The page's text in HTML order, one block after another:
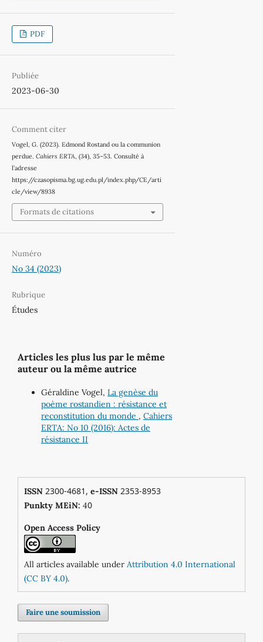
PDF
Publiée
2023-06-30
Comment citer
Vogel, G. (2023). Edmond Rostand ou la communion
perdue. Cahiers ERTA, (34), 35–53. Consulté à
l’adresse
https://czasopisma.bg.ug.edu.pl/index.php/CE/arti
cle/view/8938
Formats de citations
Numéro
No 34 (2023)
Rubrique
Études
Articles les plus lus par le même
auteur ou la même autrice
Géraldine Vogel, La genèse du
poème rostandien : résistance et
reconstitution du monde , Cahiers
ERTA: No 10 (2016): Actes de
résistance II
ISSN2300-4681, e-ISSN2353-8953
Punkty MEiN: 40
Open Access Policy
All articles available under Attribution 4.0 International
(CC BY 4.0).
Faire une soumission